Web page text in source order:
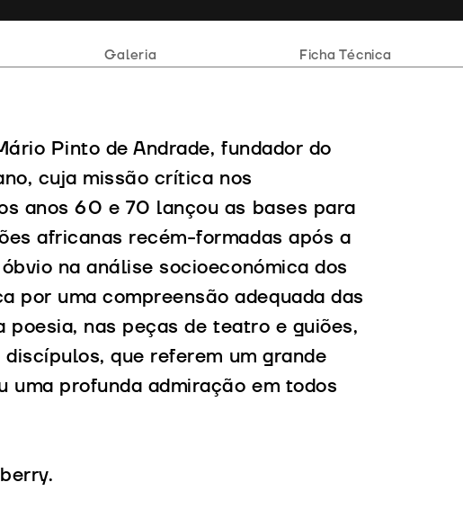
Galeria Ficha Técnica
Pinto de Andrade, fundador do
cuja missão crítica nos
anos 60 e 70 lançou as bases para
africanas recém-formadas após a
na análise socioeconómica dos
por uma compreensão adequada das
nas peças de teatro e guiões,
que referem um grande
profunda admiração em todos